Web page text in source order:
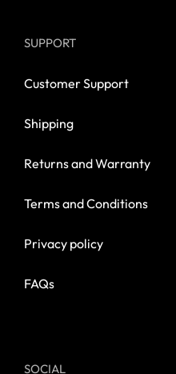
SUPPORT
Customer Support
Shipping
Returns and Warranty
Terms and Conditions
Privacy policy
FAQs
SOCIAL